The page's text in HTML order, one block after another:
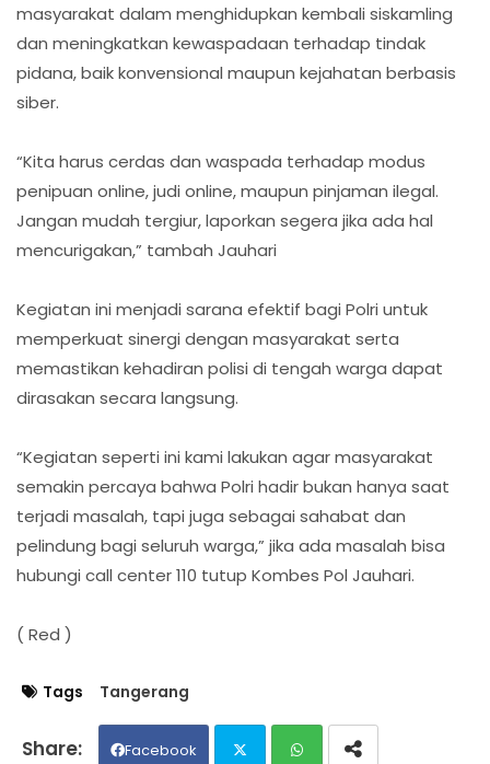
masyarakat dalam menghidupkan kembali siskamling
dan meningkatkan kewaspadaan terhadap tindak
pidana, baik konvensional maupun kejahatan berbasis
siber.
“Kita harus cerdas dan waspada terhadap modus
penipuan online, judi online, maupun pinjaman ilegal.
Jangan mudah tergiur, laporkan segera jika ada hal
mencurigakan,” tambah Jauhari
Kegiatan ini menjadi sarana efektif bagi Polri untuk
memperkuat sinergi dengan masyarakat serta
memastikan kehadiran polisi di tengah warga dapat
dirasakan secara langsung.
“Kegiatan seperti ini kami lakukan agar masyarakat
semakin percaya bahwa Polri hadir bukan hanya saat
terjadi masalah, tapi juga sebagai sahabat dan
pelindung bagi seluruh warga,” jika ada masalah bisa
hubungi call center 110 tutup Kombes Pol Jauhari.
( Red )
Tags Tangerang
Facebook